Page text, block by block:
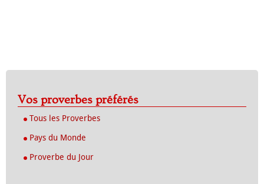
Vos proverbes préférés
Tous les Proverbes
Pays du Monde
Proverbe du Jour